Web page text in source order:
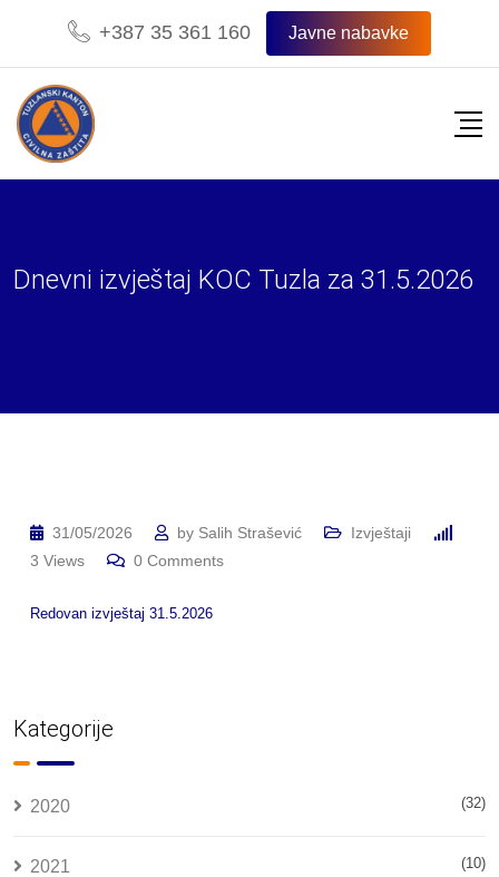
content
+387 35 361 160 Javne nabavke
Dnevni izvještaj KOC Tuzla za 31.5.2026
31/05/2026 by Salih Strašević
Izvještaji
3 Views 0 Comments
Redovan izvještaj 31.5.2026
Kategorije
2020 (32)
2021 (10)